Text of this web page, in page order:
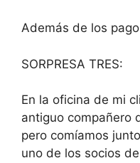
Además de los
SORPRESA TRES:
En la oficina de mi
antiguo compañero
pero comíamos
uno de los socios